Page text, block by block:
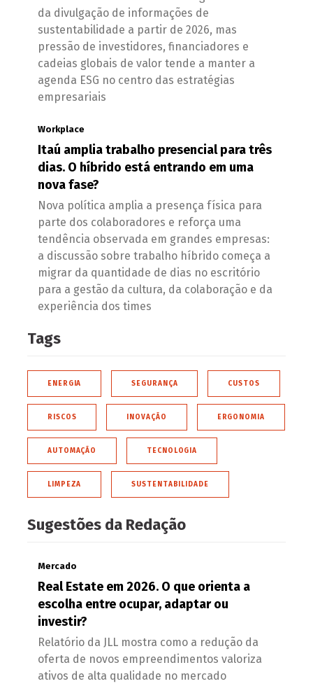
da divulgação de informações de
sustentabilidade a partir de 2026, mas
pressão de investidores, financiadores e
cadeias globais de valor tende a manter a
agenda ESG no centro das estratégias
empresariais
Workplace
Itaú amplia trabalho presencial para três
dias. O híbrido está entrando em uma
nova fase?
Nova política amplia a presença física para
parte dos colaboradores e reforça uma
tendência observada em grandes empresas:
a discussão sobre trabalho híbrido começa a
migrar da quantidade de dias no escritório
para a gestão da cultura, da colaboração e da
experiência dos times
Tags
ENERGIA SEGURANÇA CUSTOS
RISCOS INOVAÇÃO ERGONOMIA
AUTOMAÇÃO TECNOLOGIA
LIMPEZA SUSTENTABILIDADE
Sugestões da Redação
Mercado
Real Estate em 2026. O que orienta a
escolha entre ocupar, adaptar ou
investir?
Relatório da JLL mostra como a redução da
oferta de novos empreendimentos valoriza
ativos de alta qualidade no mercado